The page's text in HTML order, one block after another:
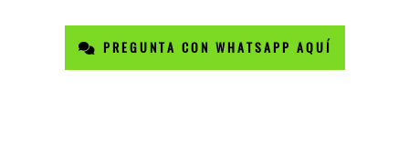
PREGUNTA CON WHATSAPP AQUÍ